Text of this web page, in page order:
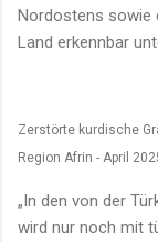
Nordostens sowie
Land erkennbar
Zerstörte kurdische
Region Afrin - April
„In den von der
wird nur noch mit